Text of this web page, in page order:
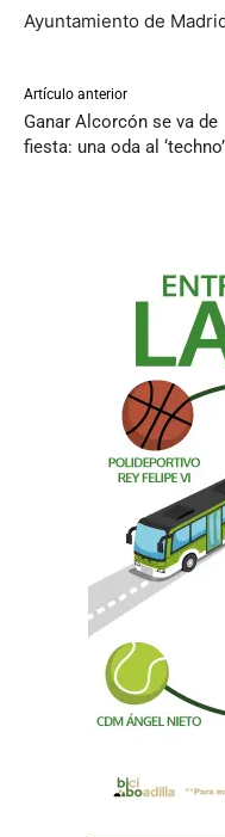
Ayuntamiento de
Artículo anterior
Ganar Alcorcón se va de
fiesta: una oda al ‘techno’